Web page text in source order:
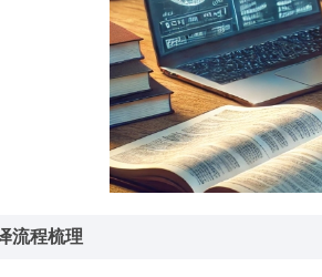
流程梳理